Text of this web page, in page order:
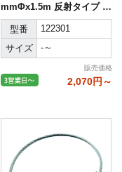
mmΦx1.5m 反射タイプ A
BS樹脂
型番
122301
サイズ
-～
販売価格
2,070円～